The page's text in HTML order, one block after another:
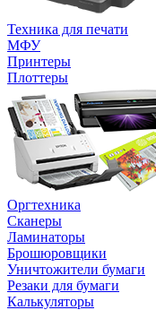
Техника для печати
МФУ
Принтеры
Плоттеры
Оргтехника
Сканеры
Ламинаторы
Брошюровщики
Уничтожители бумаги
Резаки для бумаги
Калькуляторы